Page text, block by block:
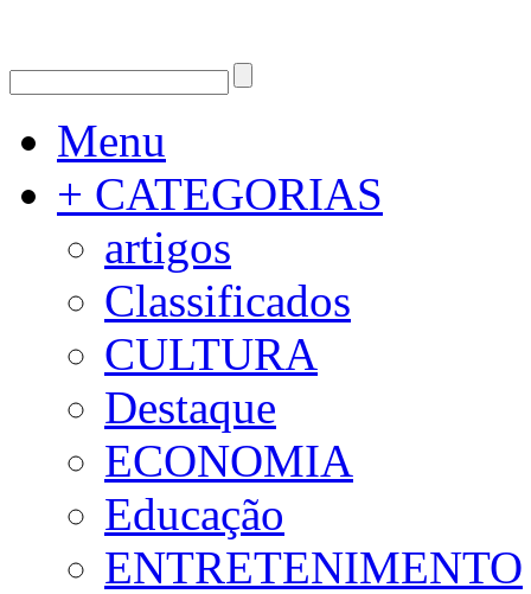
Menu
+ CATEGORIAS
artigos
Classificados
CULTURA
Destaque
ECONOMIA
Educação
ENTRETENIMENTO